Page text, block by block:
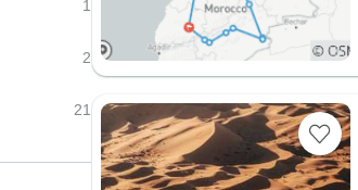
1
2
21